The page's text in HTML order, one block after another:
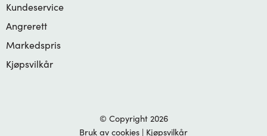
Kundeservice
Angrerett
Markedspris
Kjøpsvilkår
© Copyright 2026
Bruk av cookies | Kjøpsvilkår